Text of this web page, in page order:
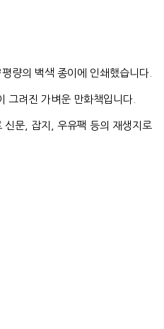
량의 백색 종이에 인쇄했습니다.
그려진 가벼운 만화책입니다.
문, 잡지, 우유팩 등의 재생지로